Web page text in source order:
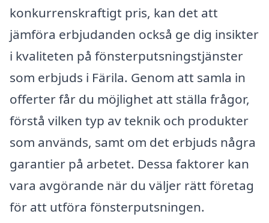
konkurrenskraftigt pris, kan det att
jämföra erbjudanden också ge dig insikter
i kvaliteten på fönsterputsningstjänster
som erbjuds i Färila. Genom att samla in
offerter får du möjlighet att ställa frågor,
förstå vilken typ av teknik och produkter
som används, samt om det erbjuds några
garantier på arbetet. Dessa faktorer kan
vara avgörande när du väljer rätt företag
för att utföra fönsterputsningen.